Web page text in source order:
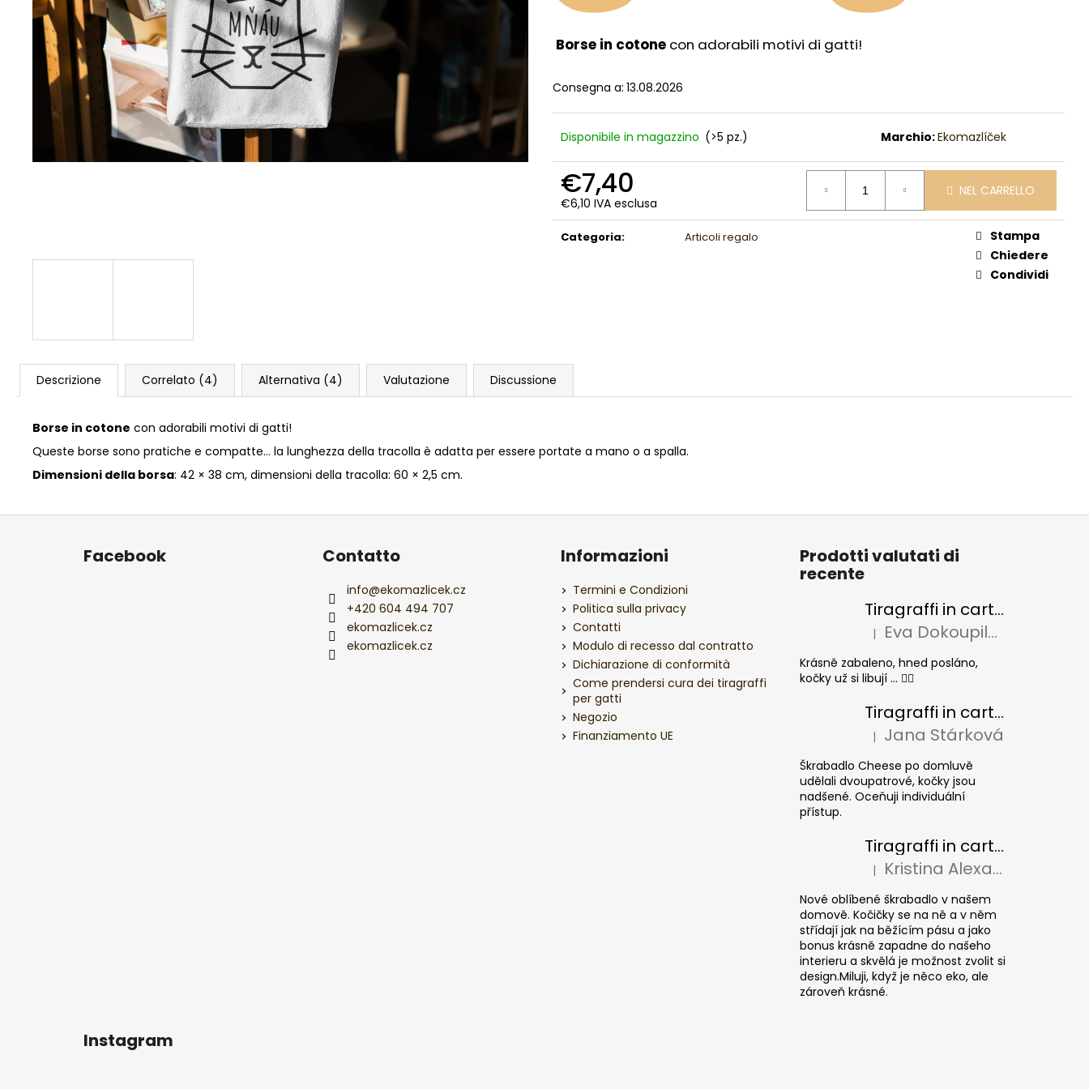
Borse in cotone con adorabili motivi di gatti!
Consegna a: 13.08.2026
Disponibile in magazzino (>5 pz.) Marchio:Ekomazlíček
€7,40
€6,10 IVA esclusa
Prezzo
della
misura:
NEL CARRELLO
Categoria: Articoli regalo
Stampa
Chiedere
Condividi
Descrizione Correlato (4) Alternativa (4) Valutazione Discussione
Borse in cotone con adorabili motivi di gatti!
Queste borse sono pratiche e compatte… la lunghezza della tracolla è adatta per essere portate a mano o a spalla.
Dimensioni della borsa: 42 × 38 cm, dimensioni della tracolla: 60 × 2,5 cm.
P
Facebook Contatto
info@ekomazlicek.cz
+420 604 494 707
ekomazlicek.cz
ekomazlicek.cz
Informazioni
Termini e Condizioni
Politica sulla privacy
Contatti
Modulo di recesso dal contratto
Dichiarazione di conformità
Come prendersi cura dei tiragraffi
per gatti
Negozio
Finanziamento UE
Prodotti valutati di
recente
Tiragraffi in cartone per gatti BASIC Colour
La valutazione del prodotto è 5 su 5
| Eva Dokoupilová
Krásně zabaleno, hned posláno,
kočky už si libují ... 👍🏻
Tiragraffi in cartone per gatti CHEESE ELIPSE colore
La valutazione del prodotto è 5 su 5
| Jana Stárková
Škrabadlo Cheese po domluvě
udělali dvoupatrové, kočky jsou
nadšené. Oceňuji individuální
přístup.
Tiragraffi in cartone per gatti CUBE Colour
La valutazione del prodotto è 5 su 5
| Kristina Alexandrová
Nové oblíbené škrabadlo v našem
domově. Kočičky se na ně a v něm
střídají jak na běžícím pásu a jako
bonus krásně zapadne do našeho
interieru a skvělá je možnost zvolit si
design.Miluji, když je něco eko, ale
zároveň krásné.
Instagram